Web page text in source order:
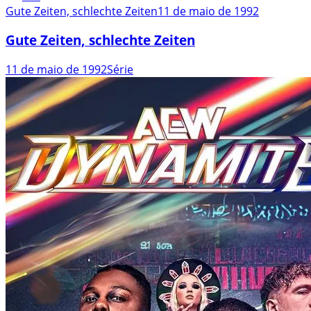
Gute Zeiten, schlechte Zeiten11 de maio de 1992
Gute Zeiten, schlechte Zeiten
11 de maio de 1992Série